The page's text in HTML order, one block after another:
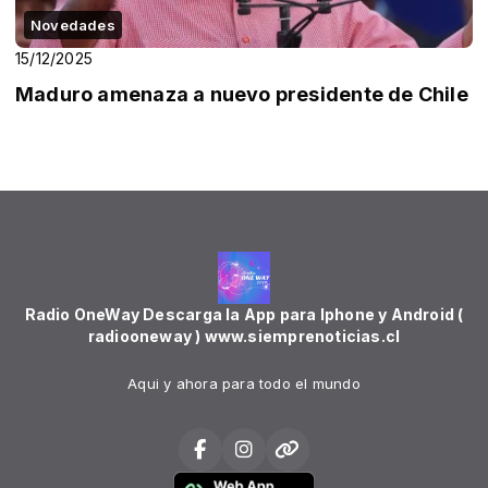
Novedades
15/12/2025
Maduro amenaza a nuevo presidente de Chile
Radio OneWay Descarga la App para Iphone y Android (
radiooneway ) www.siemprenoticias.cl
Aqui y ahora para todo el mundo